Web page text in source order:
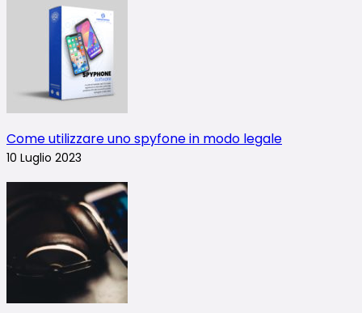
Come utilizzare uno spyfone in modo legale
10 Luglio 2023